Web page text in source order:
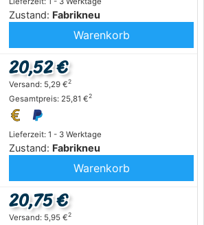
Zustand: Fabrikneu
Warenkorb
Lieferzeit: 1 - 3 Werktage
Zustand: Fabrikneu
20,52 €
Versand: 5,29 €2
Gesamtpreis: 25,81 €2
Warenkorb
20,75 €
Versand: 5,95 €2